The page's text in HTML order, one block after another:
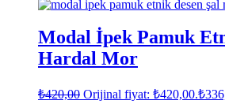
Modal İpek Pamuk
Hardal Mor
₺420,00 Orijinal fiyat: ₺420,00.₺